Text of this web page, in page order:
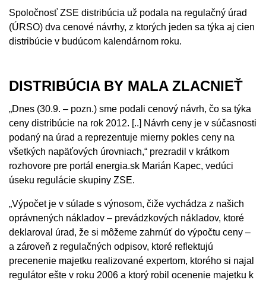
Spoločnosť ZSE distribúcia už podala na regulačný úrad
(ÚRSO) dva cenové návrhy, z ktorých jeden sa týka aj cien
distribúcie v budúcom kalendárnom roku.
DISTRIBÚCIA BY MALA ZLACNIEŤ
„Dnes (30.9. – pozn.) sme podali cenový návrh, čo sa týka
ceny distribúcie na rok 2012. [..] Návrh ceny je v súčasnosti
podaný na úrad a reprezentuje mierny pokles ceny na
všetkých napäťových úrovniach,“ prezradil v krátkom
rozhovore pre portál energia.sk Marián Kapec, vedúci
úseku regulácie skupiny ZSE.
„Výpočet je v súlade s výnosom, čiže vychádza z našich
oprávnených nákladov – prevádzkových nákladov, ktoré
deklaroval úrad, že si môžeme zahrnúť do výpočtu ceny –
a zároveň z regulačných odpisov, ktoré reflektujú
precenenie majetku realizované expertom, ktorého si najal
regulátor ešte v roku 2006 a ktorý robil ocenenie majetku k